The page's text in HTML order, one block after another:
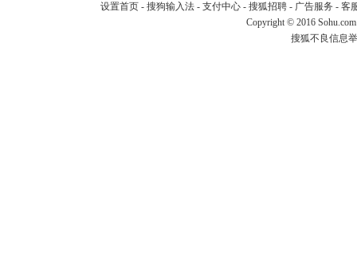
设置首页- 搜狗输入法- 支付中心- 搜狐招聘- 广告服务 - 客
Copyright © 2016
搜狐不良信息